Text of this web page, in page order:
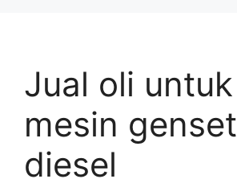
Jual oli untuk
mesin genset
diesel